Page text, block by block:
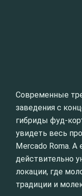
Современные
заведения с
гибриды фуд-
увидеть весь
Mercado Roma. А
действительно
локации, где
традиции и